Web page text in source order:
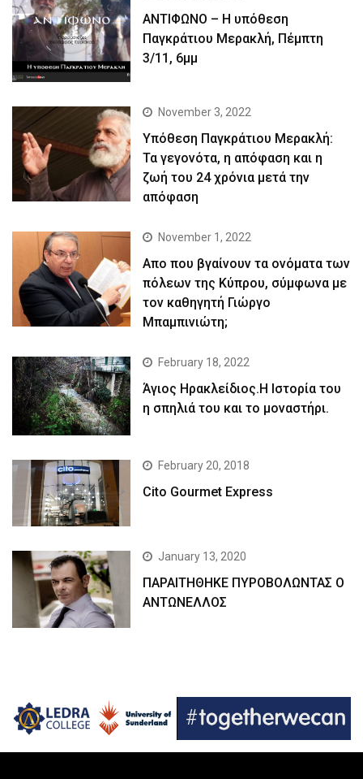
ΑΝΤΙΦΩΝΟ – Η υπόθεση
Παγκράτιου Μερακλή, Πέμπτη
3/11, 6μμ
November 3, 2022
Yπόθεση Παγκράτιου Μερακλή:
Τα γεγονότα, η απόφαση και η
ζωή του 24 χρόνια μετά την
απόφαση
November 1, 2022
Απο που βγαίνουν τα ονόματα των
πόλεων της Κύπρου, σύμφωνα με
τον καθηγητή Γιώργο
Μπαμπινιώτη;
February 18, 2022
Άγιος Ηρακλείδιος.Η Ιστορία του
η σπηλιά του και το μοναστήρι.
February 20, 2018
Cito Gourmet Express
January 13, 2020
ΠΑΡΑΙΤΗΘΗΚΕ ΠΥΡΟΒΟΛΩΝΤΑΣ Ο
ΑΝΤΩΝΕΛΛΟΣ